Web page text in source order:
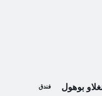
بوهول فندق